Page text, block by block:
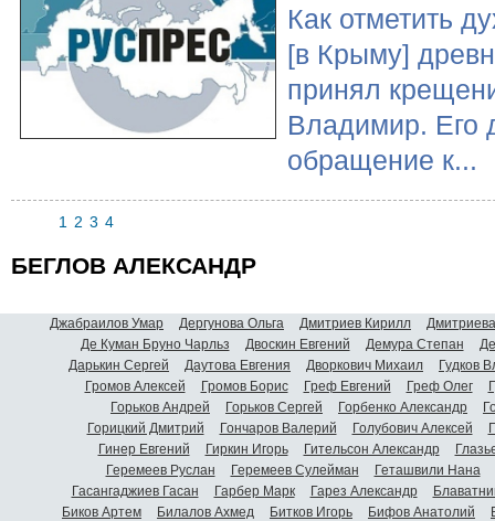
​Как отметить
[в Крыму]
принял
Владимир. Его
обращение к...
1 2 3 4
БЕГЛОВ АЛЕКСАНДР
Джабраилов Умар Дергунова Ольга Дмитриев Кирилл
Де Куман Бруно Чарльз
Двоскин Евгений Демура Степан
Дарькин Сергей
Даутова Евгения Дворкович Михаил
Гудков
Громов Алексей
Громов Борис Греф Евгений Греф Олег
Горьков Андрей
Горьков Сергей Горбенко Александр
Горицкий Дмитрий
Гончаров Валерий Голубович Алексей
Гинер Евгений
Гиркин Игорь Гительсон Александр
Геремеев Руслан
Геремеев Сулейман
Геташвили Нана
Гасангаджиев Гасан
Гарбер Марк Гарез Александр
Биков Артем
Билалов Ахмед Битков Игорь Бифов Анатолий